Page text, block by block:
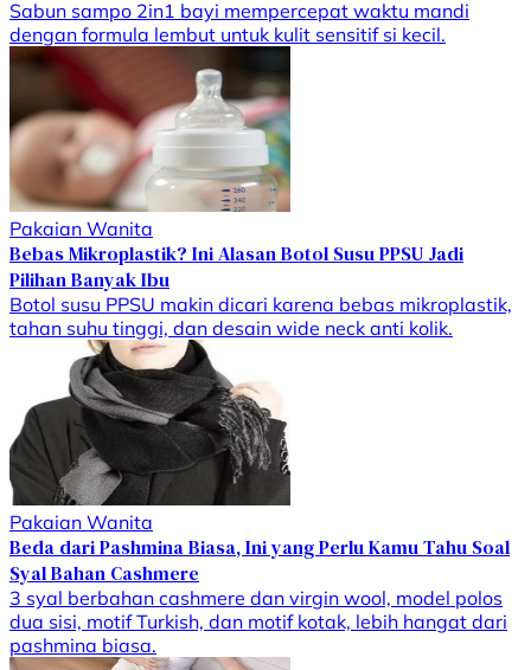
Sabun sampo 2in1 bayi mempercepat waktu mandi
dengan formula lembut untuk kulit sensitif si kecil.
Pakaian Wanita
Bebas Mikroplastik? Ini Alasan Botol Susu PPSU Jadi
Pilihan Banyak Ibu
Botol susu PPSU makin dicari karena bebas mikroplastik,
tahan suhu tinggi, dan desain wide neck anti kolik.
Pakaian Wanita
Beda dari Pashmina Biasa, Ini yang Perlu Kamu Tahu Soal
Syal Bahan Cashmere
3 syal berbahan cashmere dan virgin wool, model polos
dua sisi, motif Turkish, dan motif kotak, lebih hangat dari
pashmina biasa.